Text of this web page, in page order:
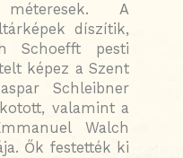
A
díszítik,
Schoefft pesti
képez a Szent
Schleibner
valamint a
Walch
Ők festették ki